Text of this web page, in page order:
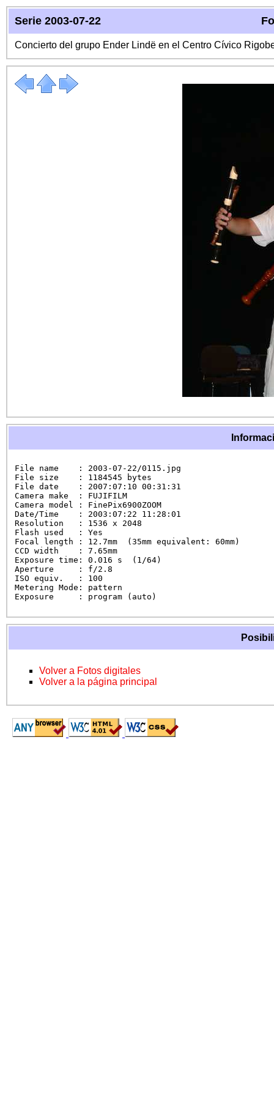
Serie 2003-07-22
Concierto del grupo Ender Lindë en el Centro Cívico
File name    : 2003-07-22/0115.jpg
File size    : 1184545 bytes
File date    : 2007:07:10 00:31:31
Camera make  : FUJIFILM
Camera model : FinePix6900ZOOM
Date/Time    : 2003:07:22 11:28:01
Resolution   : 1536 x 2048
Flash used   : Yes
Focal length : 12.7mm  (35mm equivalent: 60mm)
CCD width    : 7.65mm
Exposure time: 0.016 s  (1/64)
Aperture     : f/2.8
ISO equiv.   : 100
Metering Mode: pattern
Exposure     : program (auto)
Volver a Fotos digitales
Volver a la página principal